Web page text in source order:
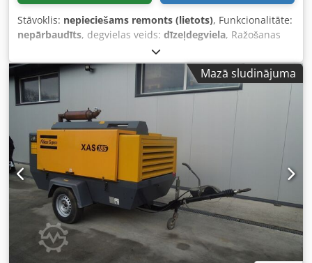
Stāvoklis: nepieciešams remonts (lietots), Funkcionalitāte:
nepārbaudīts, degvielas veids: dīzeļdegviela, Ražošanas
, darbības stundas:
Copco XAS 68 DDG, izgatavošanas gads 2017, 1154
darbības stundas, gaisa plūsma 3,5 m³, avārijas ģenerators
12,5 kVA, pieslēgumi 1 x 230 volti, 2 x 400 volti, sērijas nr.
YA3064303H0461812, ass saliekta, kompresors citādi darba
kārtībā, ABE/registrācija pieejama. Dedpoy Aktaefx Ah Ssck
Mazā sludinājuma